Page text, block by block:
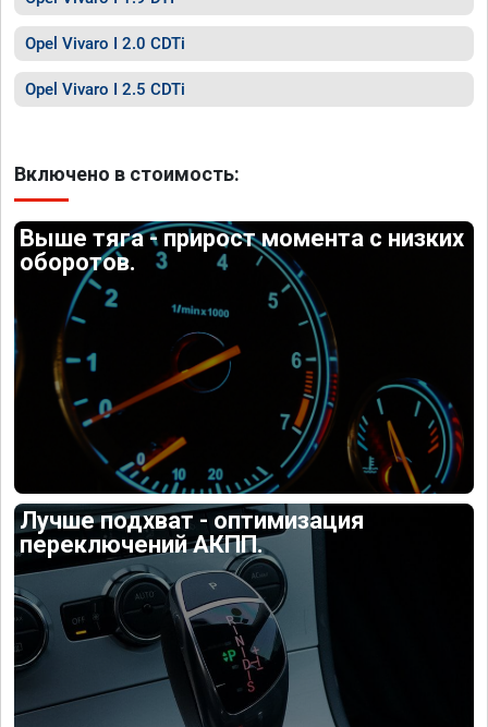
Opel Vivaro I 2.0 CDTi
Opel Vivaro I 2.5 CDTi
Включено в стоимость:
Выше тяга - прирост момента с низких
оборотов.
Лучше подхват - оптимизация
переключений АКПП.